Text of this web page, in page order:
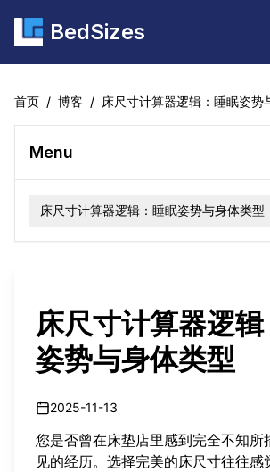
BedSizes
首页 / 博客 / 床尺寸计算器逻辑：睡眠姿势
Menu
床尺寸计算器逻辑：睡眠姿势与身体类型
床尺寸计算器逻
姿势与身体类型
2025-11-13
您是否曾在床垫店里感到完全不知所
见的经历。选择完美的床尺寸往往感